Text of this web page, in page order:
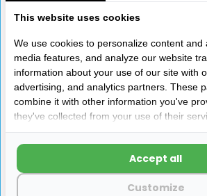
Deurwervel chroom 9mm
Comet
(blauw)
This website uses cookies
We use cookies to personalize content and
media features, and analyze our website
information about your use of our site with
advertising, and analytics partners. These
combine it with other information you've
they've collected from your use of their
Customize
Accept all